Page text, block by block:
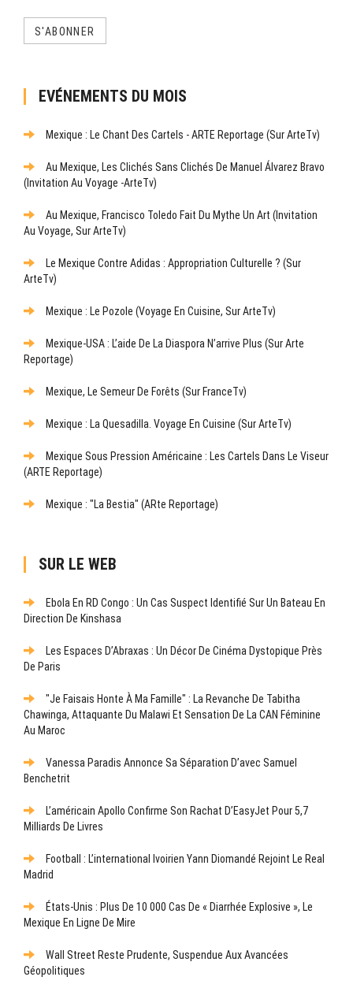
S'ABONNER
EVÉNEMENTS DU MOIS
Mexique : Le Chant Des Cartels - ARTE Reportage (sur ArteTv)
Au Mexique, Les Clichés Sans Clichés De Manuel Álvarez Bravo
(Invitation Au Voyage -ArteTv)
Au Mexique, Francisco Toledo Fait Du Mythe Un Art (Invitation
Au Voyage, Sur ArteTv)
Le Mexique Contre Adidas : Appropriation Culturelle ? (sur
ArteTv)
Mexique : Le Pozole (Voyage En Cuisine, Sur ArteTv)
Mexique-USA : L’aide De La Diaspora N’arrive Plus (sur Arte
Reportage)
Mexique, Le Semeur De Forêts (sur FranceTv)
Mexique : La Quesadilla. Voyage En Cuisine (sur ArteTv)
Mexique Sous Pression Américaine : Les Cartels Dans Le Viseur
(ARTE Reportage)
Mexique : "La Bestia" (ARte Reportage)
SUR LE WEB
Ebola En RD Congo : Un Cas Suspect Identifié Sur Un Bateau En
Direction De Kinshasa
Les Espaces D’Abraxas : Un Décor De Cinéma Dystopique Près
De Paris
"Je Faisais Honte À Ma Famille" : La Revanche De Tabitha
Chawinga, Attaquante Du Malawi Et Sensation De La CAN Féminine
Au Maroc
Vanessa Paradis Annonce Sa Séparation D’avec Samuel
Benchetrit
L’américain Apollo Confirme Son Rachat D’EasyJet Pour 5,7
Milliards De Livres
Football : L’international Ivoirien Yann Diomandé Rejoint Le Real
Madrid
États-Unis : Plus De 10 000 Cas De « Diarrhée Explosive », Le
Mexique En Ligne De Mire
Wall Street Reste Prudente, Suspendue Aux Avancées
Géopolitiques